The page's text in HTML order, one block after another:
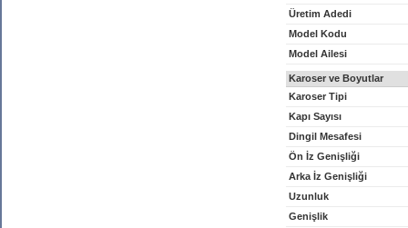
Üretim Adedi
Model Kodu
Model Ailesi
Karoser ve Boyutlar
Karoser Tipi
Kapı Sayısı
Dingil Mesafesi
Ön İz Genişliği
Arka İz Genişliği
Uzunluk
Genişlik